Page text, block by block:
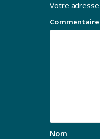
Votre adresse
Commentaire
Nom